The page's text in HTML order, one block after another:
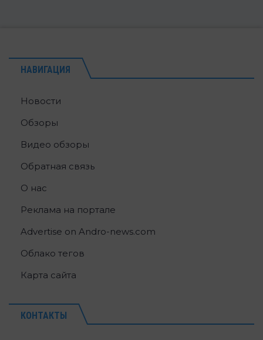
НАВИГАЦИЯ
Новости
Обзоры
Видео обзоры
Обратная связь
О нас
Реклама на портале
Advertise on Andro-news.com
Облако тегов
Карта сайта
КОНТАКТЫ